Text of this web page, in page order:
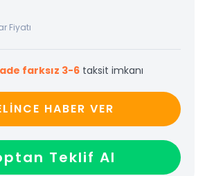
Fiyatı
farksız 3-6 taksit imkanı
HABER VER
Teklif Al